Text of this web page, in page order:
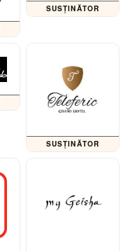
SUSȚINĂTOR
SUSȚINĂTOR